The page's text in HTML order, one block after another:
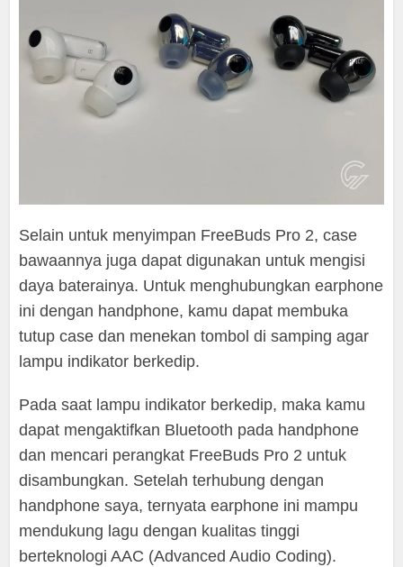
Selain untuk menyimpan FreeBuds Pro 2, case
bawaannya juga dapat digunakan untuk mengisi
daya baterainya. Untuk menghubungkan earphone
ini dengan handphone, kamu dapat membuka
tutup case dan menekan tombol di samping agar
lampu indikator berkedip.
Pada saat lampu indikator berkedip, maka kamu
dapat mengaktifkan Bluetooth pada handphone
dan mencari perangkat FreeBuds Pro 2 untuk
disambungkan. Setelah terhubung dengan
handphone saya, ternyata earphone ini mampu
mendukung lagu dengan kualitas tinggi
berteknologi AAC (Advanced Audio Coding).